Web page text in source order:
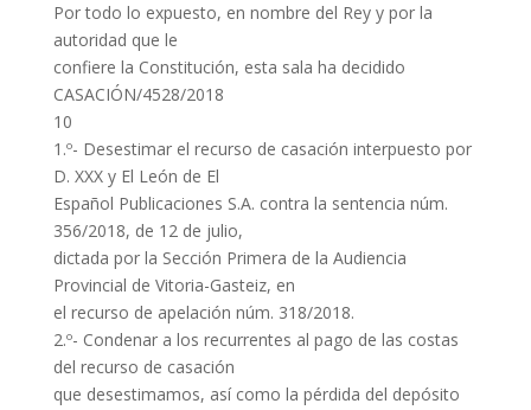
Por todo lo expuesto, en nombre del Rey y por la
autoridad que le
confiere la Constitución, esta sala ha decidido
CASACIÓN/4528/2018
10
1.º- Desestimar el recurso de casación interpuesto por
D. XXX y El León de El
Español Publicaciones S.A. contra la sentencia núm.
356/2018, de 12 de julio,
dictada por la Sección Primera de la Audiencia
Provincial de Vitoria-Gasteiz, en
el recurso de apelación núm. 318/2018.
2.º- Condenar a los recurrentes al pago de las costas
del recurso de casación
que desestimamos, así como la pérdida del depósito